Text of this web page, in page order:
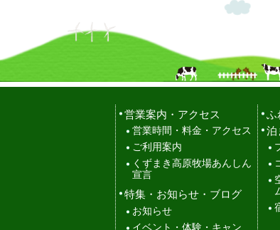
営業案内・アクセス
営業時間・料金・アクセス
ご利用案内
くずまき高原牧場あんしん
宣言
特集・お知らせ・ブログ
お知らせ
イベント・体験・キャン
ふ
泊